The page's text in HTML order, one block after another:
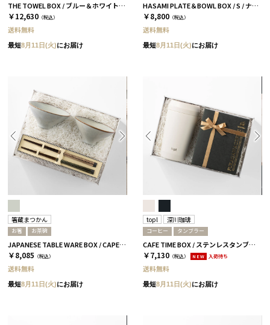
THE TOWEL BOX / ブルー＆ホワイト［THE］
￥12,630 （税込）
送料無料
最短8月11日(火)にお届け
HASAMI PLATE＆BOWL BOX / S / ナチュラル［ハサミポーセリン］
￥8,800 （税込）
送料無料
最短8月11日(火)にお届け
箸蔵まつかん
お箸 お茶碗
JAPANESE TABLE WARE BOX / CAPE / 茶碗+箸 / 浅葱＆桜
￥8,085 （税込）
送料無料
最短8月11日(火)にお届け
topl 深川珈琲
コーヒー タンブラー
CAFE TIME BOX / ステンレスタンブラー+コーヒー ソルト
￥7,130 （税込） NEW 入荷待ち
送料無料
最短8月11日(火)にお届け